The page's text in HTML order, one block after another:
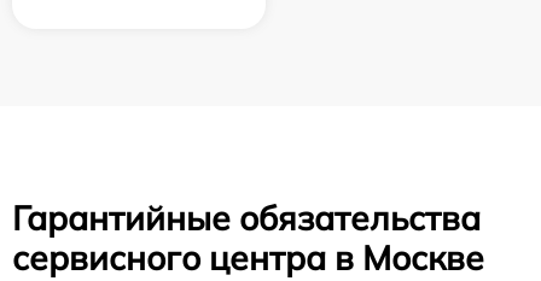
Гарантийные обязательства
сервисного центра в Москве